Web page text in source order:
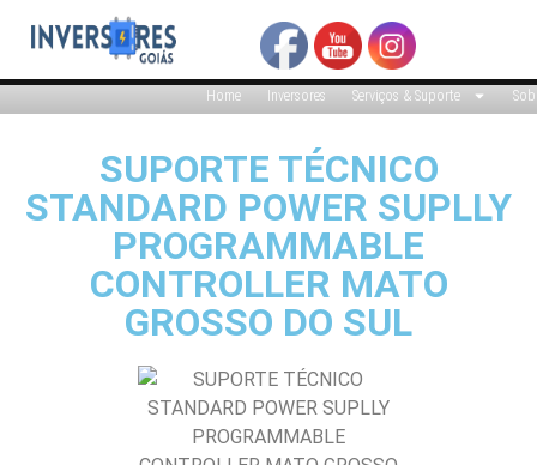
Home Inversores Serviços & Suporte
SUPORTE TÉCNICO
STANDARD POWER SUPLLY
PROGRAMMABLE
CONTROLLER MATO
GROSSO DO SUL